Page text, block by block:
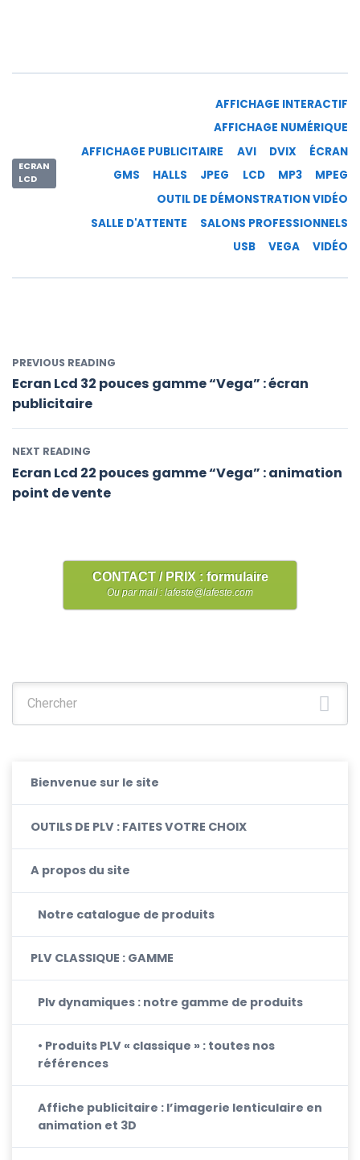
ECRAN
LCD
AFFICHAGE INTERACTIF
AFFICHAGE NUMÉRIQUE
AFFICHAGE PUBLICITAIRE
AVI DVIX
ÉCRAN
GMS
HALLS JPEG LCD MP3
MPEG
OUTIL DE DÉMONSTRATION VIDÉO
SALLE D'ATTENTE
SALONS PROFESSIONNELS
USB
VEGA VIDÉO
PREVIOUS READING
Ecran Lcd 32 pouces gamme “Vega” : écran
publicitaire
NEXT READING
Ecran Lcd 22 pouces gamme “Vega” : animation
point de vente
CONTACT / PRIX : formulaire
Ou par mail : lafeste@lafeste.com
Bienvenue sur le site
OUTILS DE PLV : FAITES VOTRE CHOIX
A propos du site
Notre catalogue de produits
PLV CLASSIQUE : GAMME
Plv dynamiques : notre gamme de produits
• Produits PLV « classique » : toutes nos
références
Affiche publicitaire : l’imagerie lenticulaire en
animation et 3D